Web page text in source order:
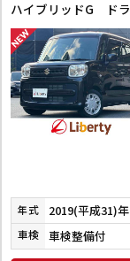
年式 2019(平成31)年
車検 車検整備付